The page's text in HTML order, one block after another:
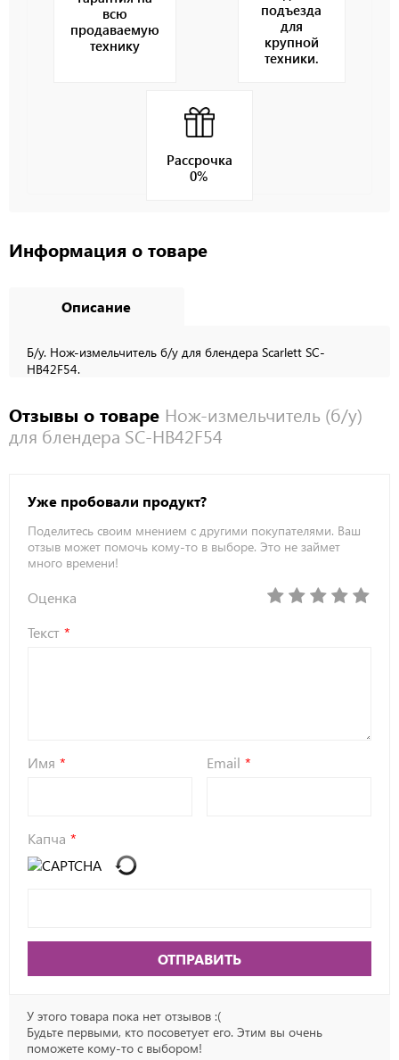
всю
продаваемую
технику
подъезда
для
крупной
техники.
Рассрочка
0%
Информация о товаре
Описание
Б/у. Нож-измельчитель б/у для блендера Scarlett SC-
HB42F54.
Отзывы о товаре Нож-измельчитель (б/у)
для блендера SC-HB42F54
Уже пробовали продукт?
Поделитесь своим мнением с другими покупателями. Ваш
отзыв может помочь кому-то в выборе. Это не займет
много времени!
Оценка
Текст
Имя Email
Капча
ОТПРАВИТЬ
У этого товара пока нет отзывов :(
Будьте первыми, кто посоветует его. Этим вы очень
поможете кому-то с выбором!